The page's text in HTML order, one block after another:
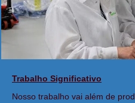
Trabalho Significativo
Nosso trabalho vai além de